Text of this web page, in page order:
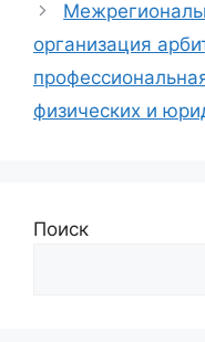
организация
физических и
Поиск